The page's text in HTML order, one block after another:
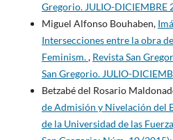
Gregorio. JULIO-DICIEMBRE
Miguel Alfonso Bouhaben,
Intersecciones entre la obra
Feminism., Revista San
San Gregorio. JULIO-
Betzabé del Rosario
de Admisión y Nivelación del
de la Universidad de las